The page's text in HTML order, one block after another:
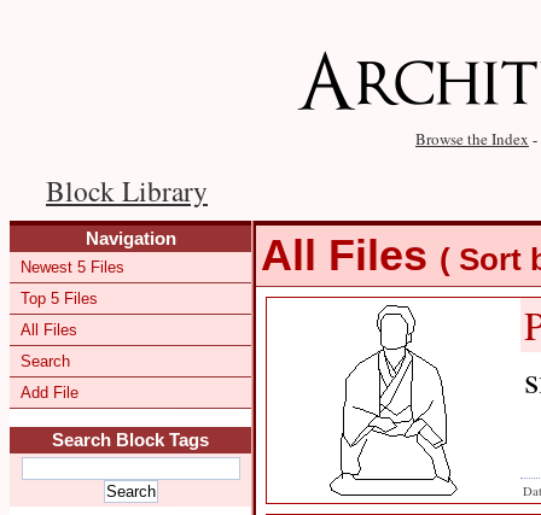
Browse the Index -
Block Library
Navigation
Newest 5 Files
Top 5 Files
All Files
Search
Add File
Search Block Tags
All Files ( Sort